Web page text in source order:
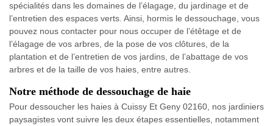
spécialités dans les domaines de l’élagage, du jardinage et de
l’entretien des espaces verts. Ainsi, hormis le dessouchage, vous
pouvez nous contacter pour nous occuper de l’étêtage et de
l’élagage de vos arbres, de la pose de vos clôtures, de la
plantation et de l’entretien de vos jardins, de l’abattage de vos
arbres et de la taille de vos haies, entre autres.
Notre méthode de dessouchage de haie
Pour dessoucher les haies à Cuissy Et Geny 02160, nos jardiniers
paysagistes vont suivre les deux étapes essentielles, notamment